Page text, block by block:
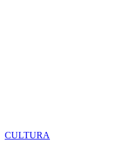
CULTURA